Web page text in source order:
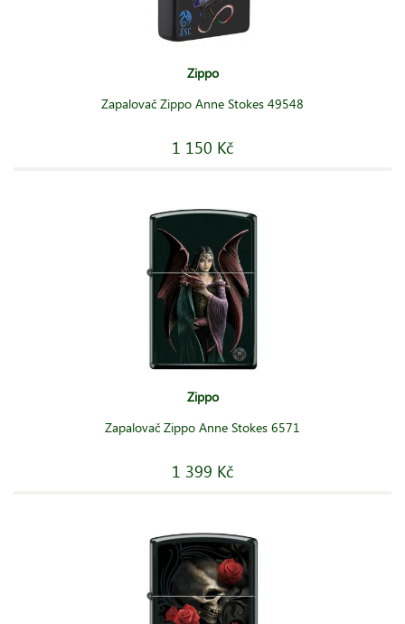
Zippo
Zapalovač Zippo Anne Stokes 49548
1 150 Kč
Zippo
Zapalovač Zippo Anne Stokes 6571
1 399 Kč